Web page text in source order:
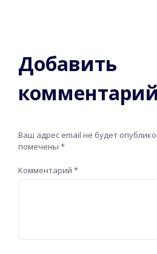
Добавить
комментарий
Ваш адрес email не будет
помечены *
Комментарий *